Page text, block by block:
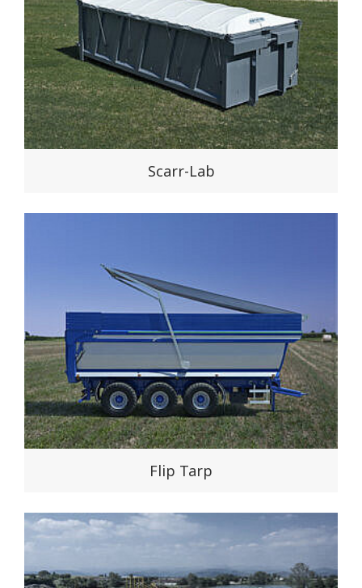
Scarr-Lab
Flip Tarp